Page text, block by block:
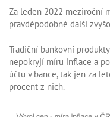
Za leden 2022 meziroční
pravděpodobné další
Tradiční bankovní
nepokryjí míru inflace a
účtu v bance, tak jen za
procent z nich.